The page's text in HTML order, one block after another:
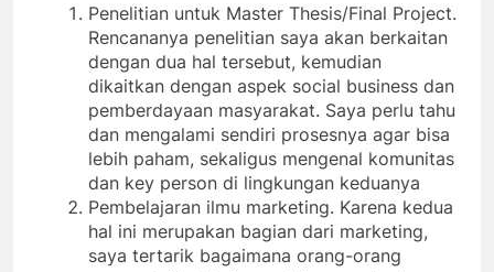
Penelitian untuk Master Thesis/Final Project.
Rencananya penelitian saya akan berkaitan
dengan dua hal tersebut, kemudian
dikaitkan dengan aspek social business dan
pemberdayaan masyarakat. Saya perlu tahu
dan mengalami sendiri prosesnya agar bisa
lebih paham, sekaligus mengenal komunitas
dan key person di lingkungan keduanya
Pembelajaran ilmu marketing. Karena kedua
hal ini merupakan bagian dari marketing,
saya tertarik bagaimana orang-orang